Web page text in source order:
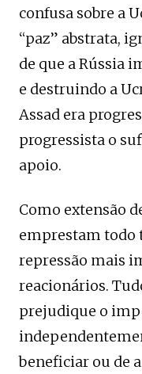
confusa sobre a
“paz” abstrata,
de que a Rússia
e destruindo a
Assad era
progressista o
apoio.
Como extensão
emprestam todo
repressão mais
reacionários.
prejudique o
beneficiar ou de